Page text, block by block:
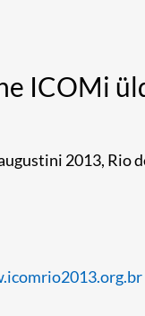
ICOMi
2013, Rio